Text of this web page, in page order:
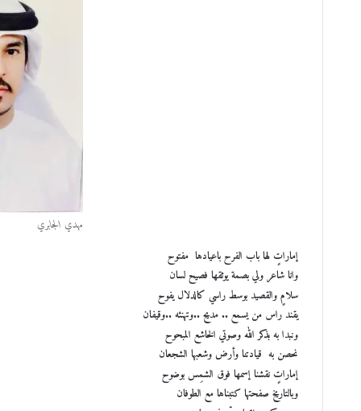
مهدي الجابري
إماراتٍ لها باب الفرح باعيادها مفتوح
وانا شاعر ولي بصمة يوثقها فصيح لسان
سلامٍ والقصيد بوسط راسي كالدلال يفوح
يقند راس من يسمع .. مديح ..وتهنئه ..وقيفان
ونبدا به بذكر الله وصوتي الخاشع المبحوح
نحصن به قيادتنا وأرض وشعبها الشجعان
إماراتٍ نقشنا إسمها فوق الشمِس بوضوح
وبالتاريخ صفحتها كتبناها مع الطوفان